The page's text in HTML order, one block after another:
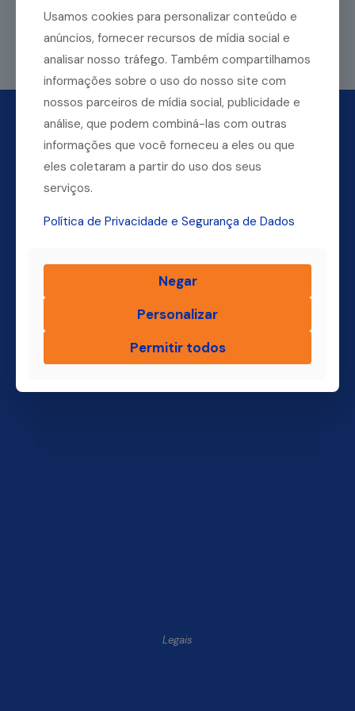
Leia mais
Legais
Usamos cookies para personalizar conteúdo e
anúncios, fornecer recursos de mídia social e
analisar nosso tráfego. Também compartilhamos
informações sobre o uso do nosso site com
nossos parceiros de mídia social, publicidade e
análise, que podem combiná-las com outras
informações que você forneceu a eles ou que
eles coletaram a partir do uso dos seus
serviços.
Política de Privacidade e Segurança de Dados
Negar
Personalizar
Permitir todos